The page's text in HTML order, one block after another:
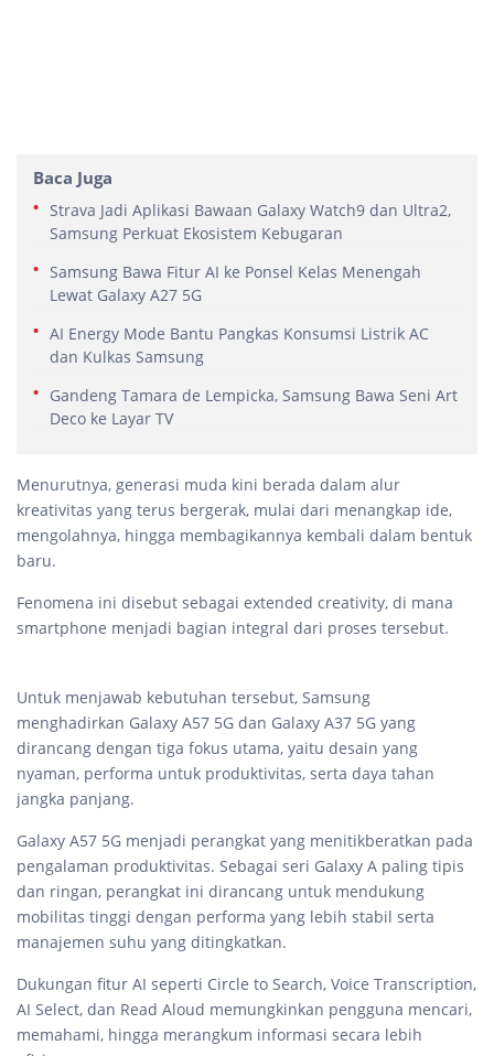
Baca Juga
Strava Jadi Aplikasi Bawaan Galaxy Watch9 dan Ultra2,
Samsung Perkuat Ekosistem Kebugaran
Samsung Bawa Fitur AI ke Ponsel Kelas Menengah
Lewat Galaxy A27 5G
AI Energy Mode Bantu Pangkas Konsumsi Listrik AC
dan Kulkas Samsung
Gandeng Tamara de Lempicka, Samsung Bawa Seni Art
Deco ke Layar TV
Menurutnya, generasi muda kini berada dalam alur
kreativitas yang terus bergerak, mulai dari menangkap ide,
mengolahnya, hingga membagikannya kembali dalam bentuk
baru.
Fenomena ini disebut sebagai extended creativity, di mana
smartphone menjadi bagian integral dari proses tersebut.
Untuk menjawab kebutuhan tersebut, Samsung
menghadirkan Galaxy A57 5G dan Galaxy A37 5G yang
dirancang dengan tiga fokus utama, yaitu desain yang
nyaman, performa untuk produktivitas, serta daya tahan
jangka panjang.
Galaxy A57 5G menjadi perangkat yang menitikberatkan pada
pengalaman produktivitas. Sebagai seri Galaxy A paling tipis
dan ringan, perangkat ini dirancang untuk mendukung
mobilitas tinggi dengan performa yang lebih stabil serta
manajemen suhu yang ditingkatkan.
Dukungan fitur AI seperti Circle to Search, Voice Transcription,
AI Select, dan Read Aloud memungkinkan pengguna mencari,
memahami, hingga merangkum informasi secara lebih